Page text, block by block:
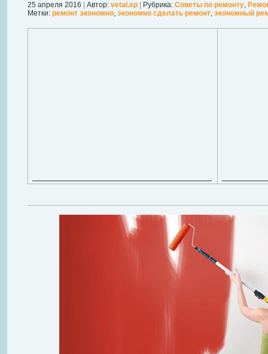
25 апреля 2016 Автор: vetal.xp Рубрика: Советы по ремонту,
Метки: ремонт экономно, экономно сделать ремонт, экономный